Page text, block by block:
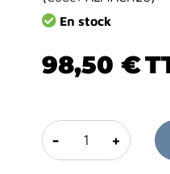
En stock
98,50 €
- +